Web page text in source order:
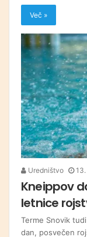
Več »
Uredništvo
Kneippov
letnice
Terme Snovik
dan, posvečen